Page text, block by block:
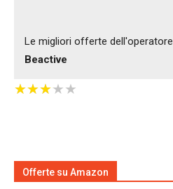
Le migliori offerte dell'operatore
Beactive
★★★★★
★★★★★
Offerte su Amazon